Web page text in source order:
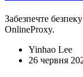
Забезпечте
OnlineProxy.
Yinhao Lee
26 червня